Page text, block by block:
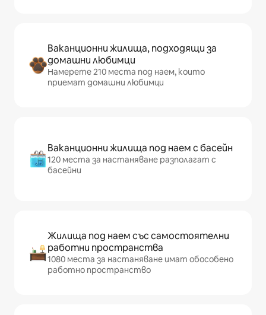
Ваканционни жилища, подходящи за
домашни любимци
Намерете 210 места под наем, които
приемат домашни любимци
Ваканционни жилища под наем с басейн
120 места за настаняване разполагат с
басейни
Жилища под наем със самостоятелни
работни пространства
1080 места за настаняване имат обособено
работно пространство